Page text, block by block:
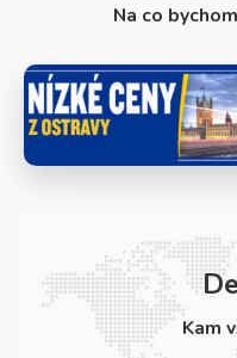
Na co
Kam